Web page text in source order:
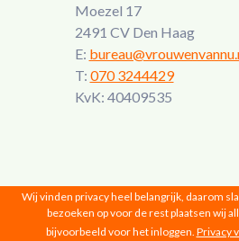
Moezel 17
2491 CV Den Haag
E:
T: 070 3244429
KvK: 40409535
Vrouwen van Nu © 2026 |
Wij vinden privacy heel belangrijk, daarom
bezoeken op voor de rest plaatsen wij
bijvoorbeeld voor het inloggen. Privacy